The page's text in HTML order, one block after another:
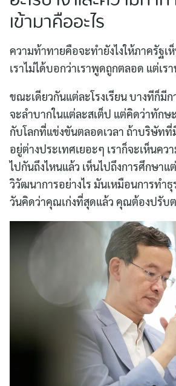
เข้ามาคืออะไร
ความท้าทายคือจะทำยังไงให้ภาครัฐเ
เราไม่ได้บอกว่าเราพูดถูกตลอด แต่เร
ขณะเดียวกันแต่ละโรงเรียน บางทีก็มี
จะลำบากในแต่ละสเต็ป แต่คิดว่าทักษ
กับโลกที่แข่งขันตลอดเวลา ถ้าบริษัทที่
อยู่ต่างประเทศเยอะๆ เราก็จะเห็นคว
ไปกันถึงไหนแล้ว เห็นไปถึงการศึกษาแ
วิวัฒนาการอย่างไร มันเหมือนการทำ
วันคิดว่าคุณเก่งที่สุดแล้ว คุณต้องปรับ